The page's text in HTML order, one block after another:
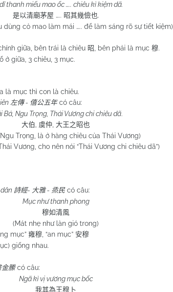
thanh miếu mao ốc ….. chiêu kì kiệm dã.
是以清廟茅屋 ….. 昭其幾儉也.
dùng cỏ mao làm mái ….. để làm sáng rõ sự tiết kiệm)
giữa, bên trái là chiêu 昭 , bên phải là mục 穆.
ở giữa, 3 chiêu, 3 mục.
là mục thì con là chiêu.
左傳- 僖公五年có câu:
Bá, Ngu Trọng, Thái Vương chi chiêu dã.
大伯 虞仲 大王之昭也
Trọng, là ở hàng chiêu của Thái Vương)
cho nên nói “Thái Vương chi chiêu dã”)
詩經- 大雅- 烝民có câu:
Mục như thanh phong
穆如清風
(Mát nhẹ như làn gió trong)
mục” 雍穆 , “an mục” 安穆
giống nhau.
金縢có câu:
Ngã kì vị vương mục bốc
我其為王穆卜